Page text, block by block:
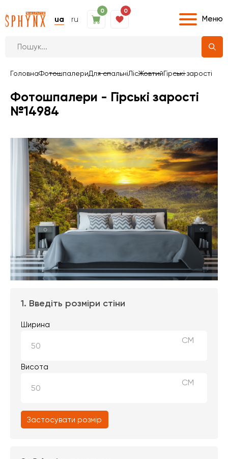
ua ru
0 0
Меню
ГоловнаФотошпалериДля спальніЛісЖовтийГірські зарості
Фотошпалери - Гірські зарості
№14984
1. Введіть розміри стіни
Ширина
СМ
Висота
СМ
Застосувати розмір